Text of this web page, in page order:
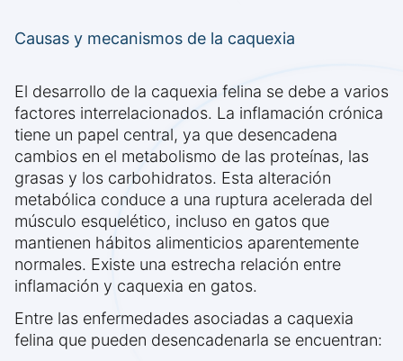
Causas y mecanismos de la caquexia
El desarrollo de la caquexia felina se debe a varios
factores interrelacionados. La inflamación crónica
tiene un papel central, ya que desencadena
cambios en el metabolismo de las proteínas, las
grasas y los carbohidratos. Esta alteración
metabólica conduce a una ruptura acelerada del
músculo esquelético, incluso en gatos que
mantienen hábitos alimenticios aparentemente
normales. Existe una estrecha relación entre
inflamación y caquexia en gatos.
Entre las enfermedades asociadas a caquexia
felina que pueden desencadenarla se encuentran: